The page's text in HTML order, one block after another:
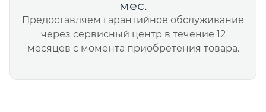
мес.
Предоставляем гарантийное обслуживание
через сервисный центр в течение 12
месяцев с момента приобретения товара.